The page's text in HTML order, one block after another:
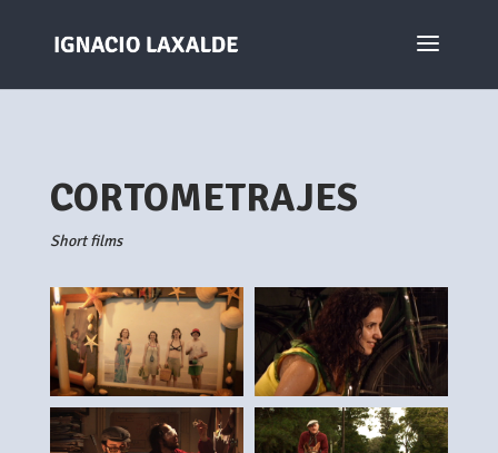
CORTOMETRAJES
Short films